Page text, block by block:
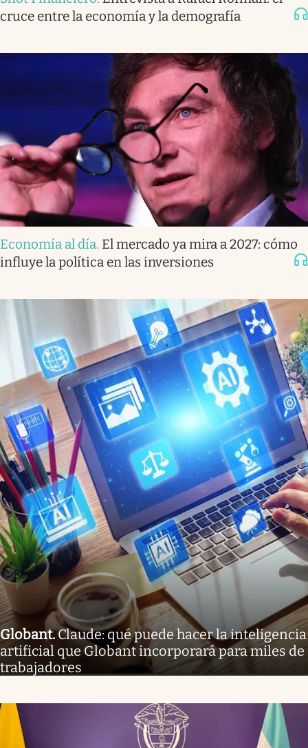
cruce entre la economía y la demografía
Economía al día. El mercado ya mira a 2027: cómo
influye la política en las inversiones
Globant.Claude: qué puede hacer la inteligencia
artificial que Globant incorporará para miles de
trabajadores